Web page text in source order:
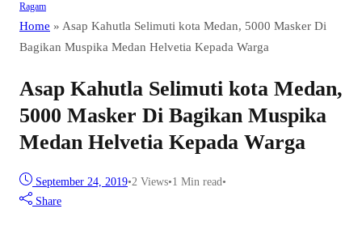
Ragam
Home » Asap Kahutla Selimuti kota Medan, 5000 Masker Di
Bagikan Muspika Medan Helvetia Kepada Warga
Asap Kahutla Selimuti kota Medan,
5000 Masker Di Bagikan Muspika
Medan Helvetia Kepada Warga
September 24, 2019•2 Views•1 Min read•
Share